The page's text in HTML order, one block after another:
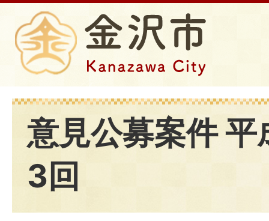
意見公募案件
3回